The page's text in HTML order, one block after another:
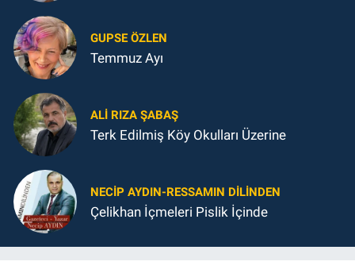
GUPSE ÖZLEN
Temmuz Ayı
ALI RIZA ŞABAŞ
Terk Edilmiş Köy Okulları Üzerine
NECIP AYDIN-RESSAMIN DILINDEN
Çelikhan İçmeleri Pislik İçinde